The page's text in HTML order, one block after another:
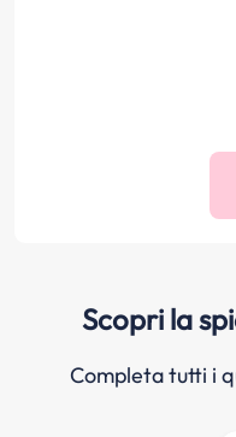
Scopri la
Completa tutti i